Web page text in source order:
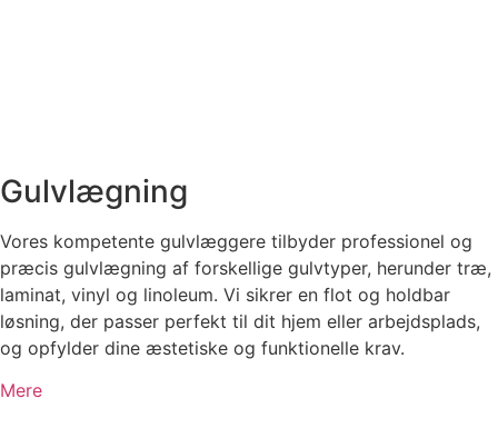
Gulvlægning
Vores kompetente gulvlæggere tilbyder professionel og
præcis gulvlægning af forskellige gulvtyper, herunder træ,
laminat, vinyl og linoleum. Vi sikrer en flot og holdbar
løsning, der passer perfekt til dit hjem eller arbejdsplads,
og opfylder dine æstetiske og funktionelle krav.
Mere